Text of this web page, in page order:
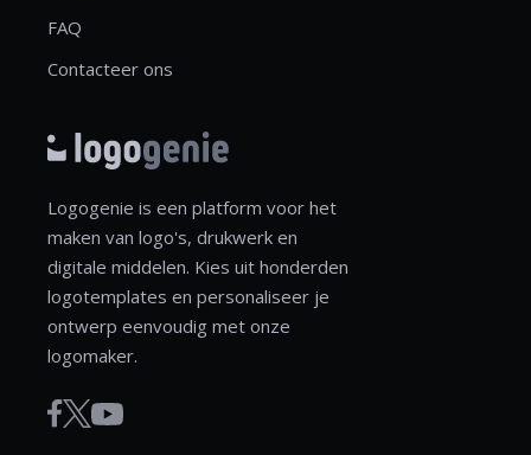
FAQ
Contacteer ons
Logogenie is een platform voor het
maken van logo's, drukwerk en
digitale middelen. Kies uit honderden
logotemplates en personaliseer je
ontwerp eenvoudig met onze
logomaker.